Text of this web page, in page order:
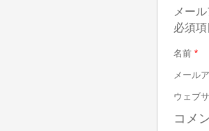
メー
必須
名前 *
メール
ウェブ
コメ